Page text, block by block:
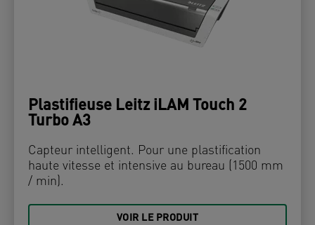
Plastifieuse Leitz iLAM Touch 2
Turbo A3
Capteur intelligent. Pour une plastification
haute vitesse et intensive au bureau (1500 mm
/ min).
VOIR LE PRODUIT